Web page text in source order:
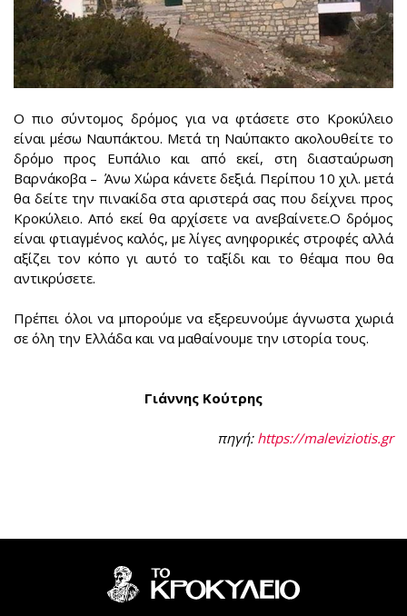
Ο πιο σύντομος δρόμος για να φτάσετε στο Κροκύλειο
είναι μέσω Ναυπάκτου. Μετά τη Ναύπακτο ακολουθείτε το
δρόμο προς Ευπάλιο και από εκεί, στη διασταύρωση
Βαρνάκοβα – Άνω Χώρα κάνετε δεξιά. Περίπου 10 χιλ. μετά
θα δείτε την πινακίδα στα αριστερά σας που δείχνει προς
Κροκύλειο. Από εκεί θα αρχίσετε να ανεβαίνετε.Ο δρόμος
είναι φτιαγμένος καλός, με λίγες ανηφορικές στροφές αλλά
αξίζει τον κόπο γι αυτό το ταξίδι και το θέαμα που θα
αντικρύσετε.
Πρέπει όλοι να μπορούμε να εξερευνούμε άγνωστα χωριά
σε όλη την Ελλάδα και να μαθαίνουμε την ιστορία τους.
Γιάννης Κούτρης
πηγή: https://maleviziotis.gr